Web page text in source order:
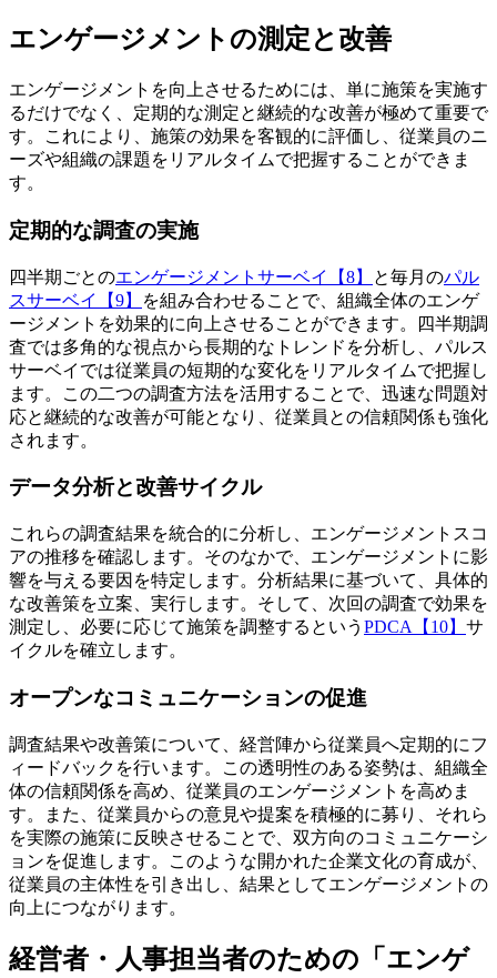
エンゲージメントの測定と改善
エンゲージメントを向上させるためには、単に施策を実施す
るだけでなく、定期的な測定と継続的な改善が極めて重要で
す。これにより、施策の効果を客観的に評価し、従業員のニ
ーズや組織の課題をリアルタイムで把握することができま
す。
定期的な調査の実施
四半期ごとのエンゲージメントサーベイ【8】 と毎月のパル
スサーベイ【9】
を組み合わせることで、組織全体のエンゲ
ージメントを効果的に向上させることができます。四半期調
査では多角的な視点から長期的なトレンドを分析し、パルス
サーベイでは従業員の短期的な変化をリアルタイムで把握し
ます。この二つの調査方法を活用することで、迅速な問題対
応と継続的な改善が可能となり、従業員との信頼関係も強化
されます。
データ分析と改善サイクル
これらの調査結果を統合的に分析し、エンゲージメントスコ
アの推移を確認します。そのなかで、エンゲージメントに影
響を与える要因を特定します。分析結果に基づいて、具体的
な改善策を立案、実行します。そして、次回の調査で効果を
測定し、必要に応じて施策を調整するという PDCA【10】 サ
イクルを確立します。
オープンなコミュニケーションの促進
調査結果や改善策について、経営陣から従業員へ定期的にフ
ィードバックを行います。この透明性のある姿勢は、組織全
体の信頼関係を高め、従業員のエンゲージメントを高めま
す。また、従業員からの意見や提案を積極的に募り、それら
を実際の施策に反映させることで、双方向のコミュニケーシ
ョンを促進します。このような開かれた企業文化の育成が、
従業員の主体性を引き出し、結果としてエンゲージメントの
向上につながります。
経営者・人事担当者のための「エンゲ